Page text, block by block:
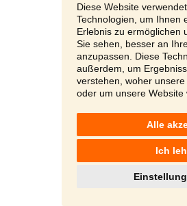
Diese Website
Technologien, um Ihnen
Erlebnis zu ermöglichen
Sie sehen, besser an
anzupassen. Diese
außerdem, um
verstehen, woher
oder um unsere Website
Alle
Ich